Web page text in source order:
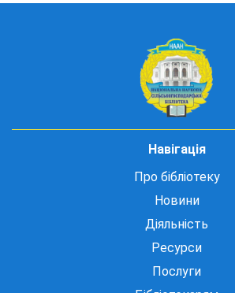
Навігація
Про бібліотеку
Новини
Діяльність
Ресурси
Послуги